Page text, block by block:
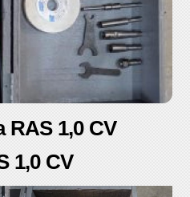
RAS 1,0 CV
1,0 CV